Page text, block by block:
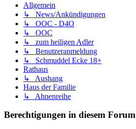
Allgemein
↳ News/Ankündigungen
↳ OOC - D4O
↳ OOC
↳ zum heiligen Adler
↳ Benutzeranmeldung
↳ Schmuddel Ecke 18+
Rathaus
↳ Aushang
Haus der Familie
↳ Ahnenreihe
Berechtigungen in diesem Forum